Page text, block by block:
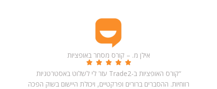
אילן מ. – קורס מסחר באופציות
“קורס האופציות ב-Trade2 עזר לי לשלוט באסטרטגיות
רווחיות. ההסברים ברורים ופרקטיים, ויכולת היישום בשוק הפכה